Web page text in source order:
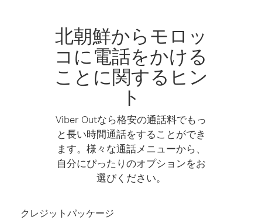
北朝鮮からモロッ
コに電話をかける
ことに関するヒン
ト
Viber Outなら格安の通話料でもっ
と長い時間通話をすることができ
ます。様々な通話メニューから、
自分にぴったりのオプションをお
選びください。
クレジットパッケージ